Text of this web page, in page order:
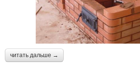
читать дальше →